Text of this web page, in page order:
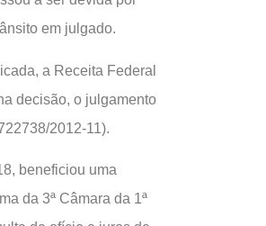
em julgado.
a Receita Federal
decisão, o julgamento
2012-11).
beneficiou uma
da 3ª Câmara da 1ª